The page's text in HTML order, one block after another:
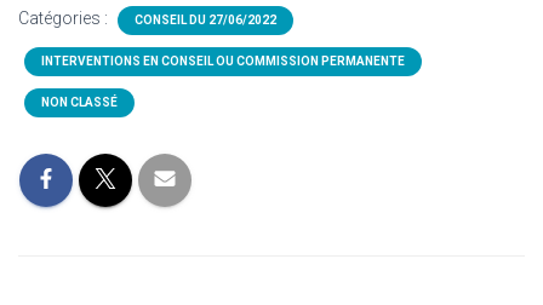
Catégories : CONSEIL DU 27/06/2022
INTERVENTIONS EN CONSEIL OU COMMISSION PERMANENTE
NON CLASSÉ